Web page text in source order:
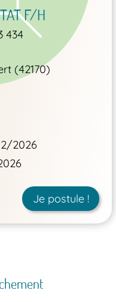
F/H
434
(42170)
2026
Je postule !